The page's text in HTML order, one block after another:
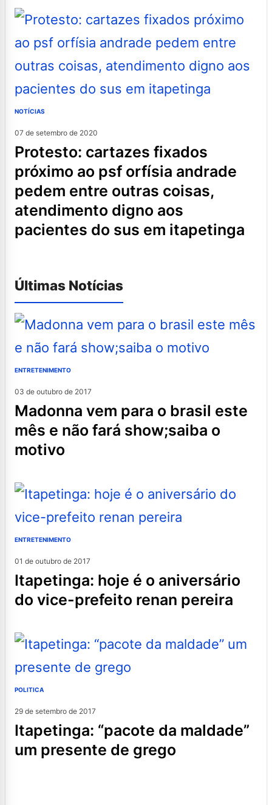
NOTÍCIAS
07 de setembro de 2020
protesto: cartazes fixados
próximo ao psf orfísia andrade
pedem entre outras coisas,
atendimento digno aos
pacientes do sus em itapetinga
Últimas Notícias
ENTRETENIMENTO
03 de outubro de 2017
madonna vem para o brasil este
mês e não fará show;saiba o
motivo
ENTRETENIMENTO
01 de outubro de 2017
itapetinga: hoje é o aniversário
do vice-prefeito renan pereira
POLITICA
29 de setembro de 2017
itapetinga: “pacote da maldade”
um presente de grego